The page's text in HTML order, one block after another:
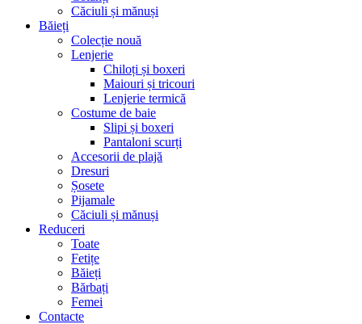
Căciuli și mănuși
Băieți
Colecție nouă
Lenjerie
Chiloți și boxeri
Maiouri și tricouri
Lenjerie termică
Costume de baie
Slipi și boxeri
Pantaloni scurți
Accesorii de plajă
Dresuri
Șosete
Pijamale
Căciuli și mănuși
Reduceri
Toate
Fetițe
Băieți
Bărbați
Femei
Contacte